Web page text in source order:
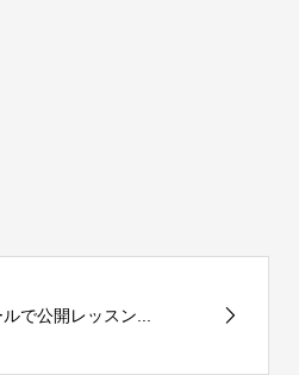
で公開レッスン...